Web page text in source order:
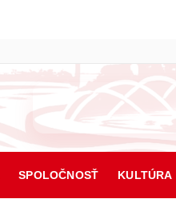
SPOLOČNOSŤ KULTÚRA